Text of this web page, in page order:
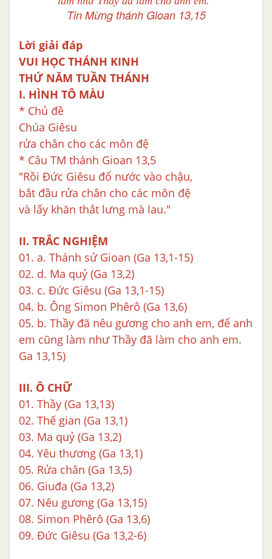
Tin Mừng thánh Gioan 13,15
Lời giải đáp
VUI HỌC THÁNH KINH
THỨ NĂM TUẦN THÁNH
I. HÌNH TÔ MÀU
* Chủ đề
Chúa Giêsu
rửa chân cho các môn đệ
* Câu TM thánh Gioan 13,5
"Rồi Đức Giêsu đổ nước vào chậu,
bắt đầu rửa chân cho các môn đệ
và lấy khăn thắt lưng mà lau."
II. TRẮC NGHIỆM
01. a. Thánh sử Gioan (Ga 13,1-15)
02. d. Ma quỷ (Ga 13,2)
03. c. Đức Giêsu (Ga 13,1-15)
04. b. Ông Simon Phêrô (Ga 13,6)
05. b. Thầy đã nêu gương cho anh em, để anh
em cũng làm như Thầy đã làm cho anh em.
Ga 13,15)
III. Ô CHỮ
01. Thầy (Ga 13,13)
02. Thế gian (Ga 13,1)
03. Ma quỷ (Ga 13,2)
04. Yêu thương (Ga 13,1)
05. Rửa chân (Ga 13,5)
06. Giuđa (Ga 13,2)
07. Nêu gương (Ga 13,15)
08. Simon Phêrô (Ga 13,6)
09. Đức Giêsu (Ga 13,2-6)